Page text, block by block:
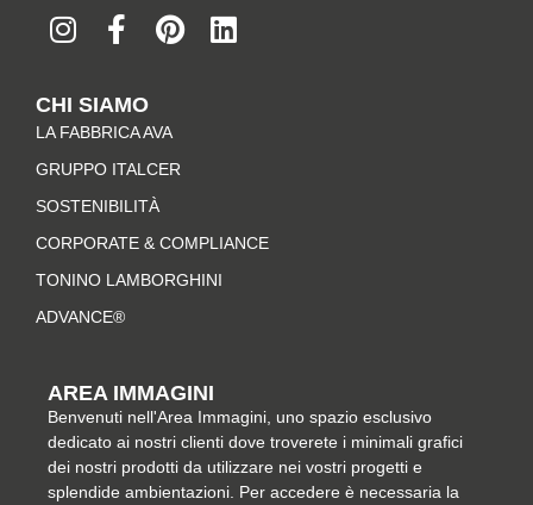
n
s
a
g
r
a
m
a
c
b
o
o
k
-
f
i
n
r
e
t
i
n
CHI SIAMO
LA FABBRICA AVA
GRUPPO ITALCER
SOSTENIBILITÀ
CORPORATE & COMPLIANCE
TONINO LAMBORGHINI
ADVANCE®
AREA IMMAGINI
Benvenuti nell'Area Immagini, uno spazio esclusivo
dedicato ai nostri clienti dove troverete i minimali grafici
dei nostri prodotti da utilizzare nei vostri progetti e
splendide ambientazioni. Per accedere è necessaria la